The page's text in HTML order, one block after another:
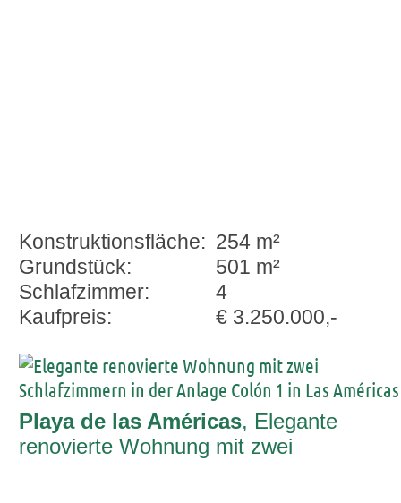
Konstruktionsfläche: 254 m²
Grundstück:
501 m²
Schlafzimmer:
4
Kaufpreis:
€ 3.250.000,-
Playa de las Américas, Elegante
renovierte Wohnung mit zwei